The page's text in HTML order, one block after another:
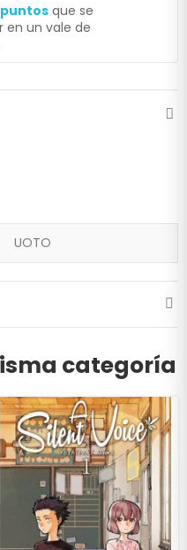
puntos que se
un vale de
UOTO
categoría